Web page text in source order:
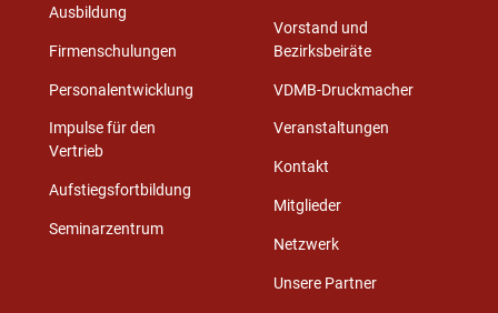
Ausbildung
Firmenschulungen
Personalentwicklung
Impulse für den
Vertrieb
Aufstiegsfortbildung
Seminarzentrum
Vorstand und
Bezirksbeiräte
VDMB-Druckmacher
Veranstaltungen
Kontakt
Mitglieder
Netzwerk
Unsere Partner